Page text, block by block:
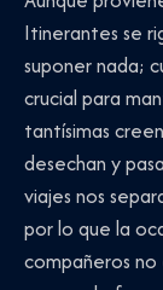
Itinerantes se
suponer nada;
crucial para
tantísimas
desechan y
viajes nos
por lo que la
compañeros no